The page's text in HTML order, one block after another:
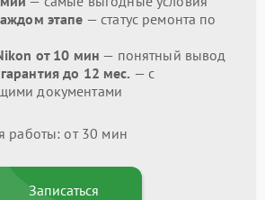
этапе — статус ремонта по
от 10 мин — понятный вывод
до 12 мес. — с
документами
работы: от 30 мин
Записаться